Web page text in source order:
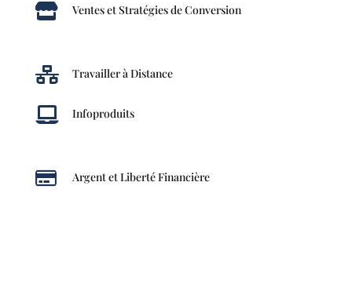
 Ventes et Stratégies de Conversion
 Travailler à Distance
 Infoproduits
 Argent et Liberté Financière